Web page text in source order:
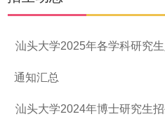
汕头大学2025年各学科研究
通知汇总
汕头大学2024年博士研究生